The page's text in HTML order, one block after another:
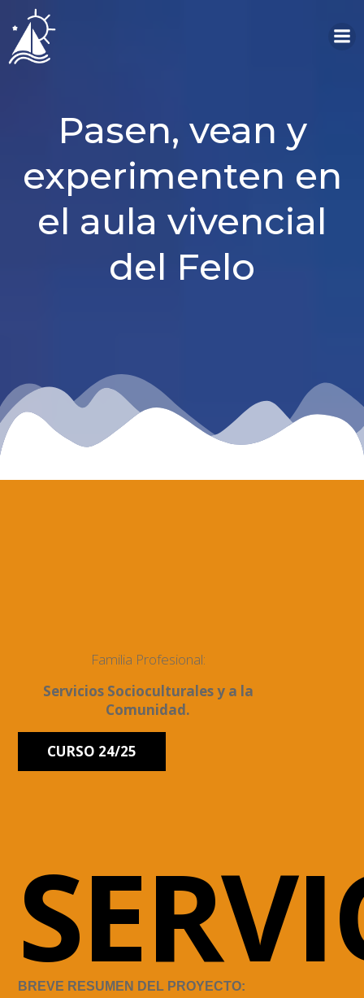
Pasen, vean y
experimenten en
el aula vivencial
del Felo
Familia Profesional:
Servicios Socioculturales y a la
Comunidad.
CURSO 24/25
BREVE RESUMEN DEL PROYECTO: